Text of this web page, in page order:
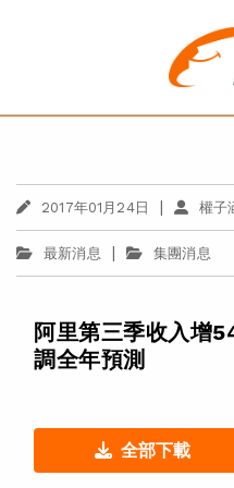
2017年01月24日 | 權子
最新消息 | 集團消息
阿里第三季收入
調全年預測
全部下載